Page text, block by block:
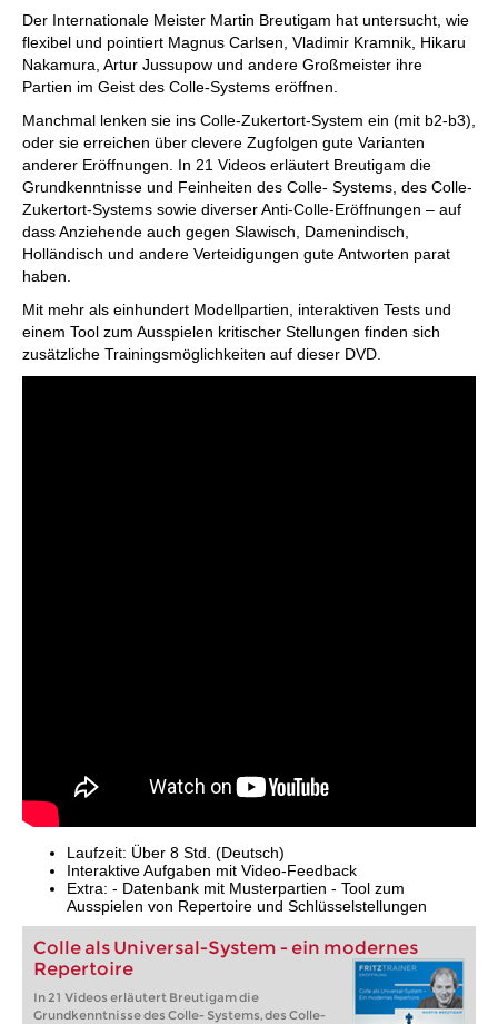
Der Internationale Meister Martin Breutigam hat untersucht, wie
flexibel und pointiert Magnus Carlsen, Vladimir Kramnik, Hikaru
Nakamura, Artur Jussupow und andere Großmeister ihre
Partien im Geist des Colle-Systems eröffnen.
Manchmal lenken sie ins Colle-Zukertort-System ein (mit b2-b3),
oder sie erreichen über clevere Zugfolgen gute Varianten
anderer Eröffnungen. In 21 Videos erläutert Breutigam die
Grundkenntnisse und Feinheiten des Colle- Systems, des Colle-
Zukertort-Systems sowie diverser Anti-Colle-Eröffnungen – auf
dass Anziehende auch gegen Slawisch, Damenindisch,
Holländisch und andere Verteidigungen gute Antworten parat
haben.
Mit mehr als einhundert Modellpartien, interaktiven Tests und
einem Tool zum Ausspielen kritischer Stellungen finden sich
zusätzliche Trainingsmöglichkeiten auf dieser DVD.
Laufzeit: Über 8 Std. (Deutsch)
Interaktive Aufgaben mit Video-Feedback
Extra: - Datenbank mit Musterpartien - Tool zum
Ausspielen von Repertoire und Schlüsselstellungen
Colle als Universal-System - ein modernes
Repertoire
In 21 Videos erläutert Breutigam die
Grundkenntnisse des Colle- Systems, des Colle-